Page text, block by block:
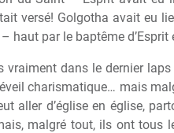
versé! Golgotha avait eu
– haut par le baptême
vraiment dans le dernier
charismatique… mais
aller d’église en église,
malgré tout, ils ont tous